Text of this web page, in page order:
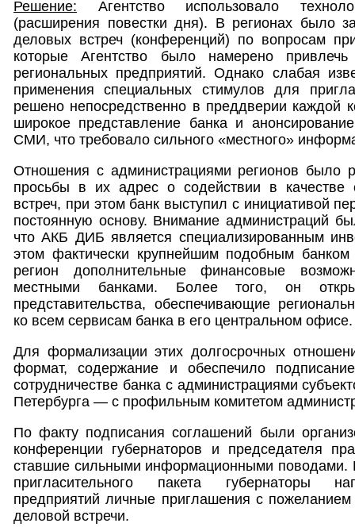
Решение: Агентство использовало
(расширения повестки дня). В регионах было
деловых встреч (конференций) по вопросам
которые Агентство было намерено
региональных предприятий. Однако слабая
применения специальных стимулов для
решено непосредственно в преддверии каждой
широкое представление банка и
СМИ, что требовало сильного «местного»
Отношения с администрациями регионов было
просьбы в их адрес о содействии в качестве
встреч, при этом банк выступил с инициативой
постоянную основу. Внимание администраций
что АКБ ДИБ является специализированным
этом фактически крупнейшим подобным
регион дополнительные финансовые
местными банками. Более того, он
представительства, обеспечивающие
ко всем сервисам банка в его центральном офисе.
Для формализации этих долгосрочных
формат, содержание и обеспечило
сотрудничестве банка с администрациями
Петербурга — с профильным комитетом
По факту подписания соглашений были
конференции губернаторов и председателя
ставшие сильными информационными поводами.
пригласительного пакета губернаторы
предприятий личные приглашения с пожеланием
деловой встречи.